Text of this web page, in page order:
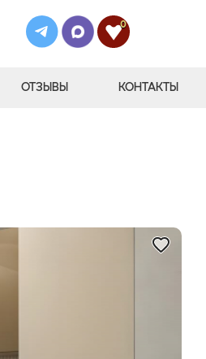
0
ОТЗЫВЫ КОНТАКТЫ